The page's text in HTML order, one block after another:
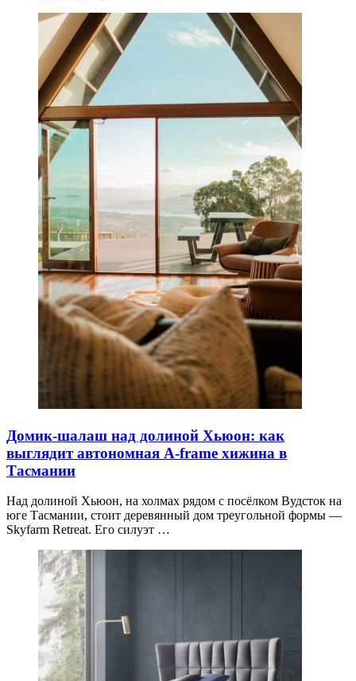
Домик-шалаш над долиной Хьюон: как
выглядит автономная A-frame хижина в
Тасмании
Над долиной Хьюон, на холмах рядом с посёлком Вудсток на
юге Тасмании, стоит деревянный дом треугольной формы —
Skyfarm Retreat. Его силуэт …